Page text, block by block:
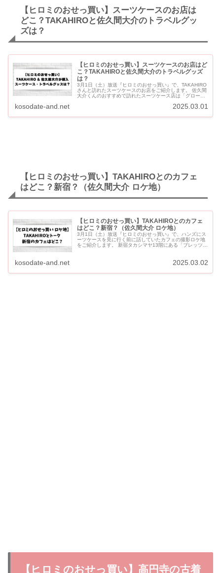
【ヒロミのおせっ買い】スーツケースのお店は
どこ？TAKAHIROと佐久間大介のトラベルグッ
ズは？
【ヒロミのおせっ買い】スーツケースのお店はど
こ？TAKAHIROと佐久間大介のトラベルグッズ
は？
3月1日（土）放送『ヒロミのおせっ買い』で、TAKAHIRO
さんと訪れたスーツケースのお店をご紹介します。 佐久間
大介くんのおすすめで訪れたスーツケース店は「グロー
kosodate-and.net 2025.03.01
【ヒロミのおせっ買い】TAKAHIROとのカフェ
はどこ？新宿？（佐久間大介 ロケ地）
【ヒロミのおせっ買い】TAKAHIROとのカフェ
はどこ？新宿？（佐久間大介 ロケ地）
3月1日（土）放送『ヒロミのおせっ買い』で、ハンズにス
ーツケースを見に行く前に話していたカフェの撮影ロケ地
をご紹介します。 新宿タカシマヤ13階にある「ブレッツ
kosodate-and.net 2025.03.02
【ヒロミのおせっ買い】高円寺の古着